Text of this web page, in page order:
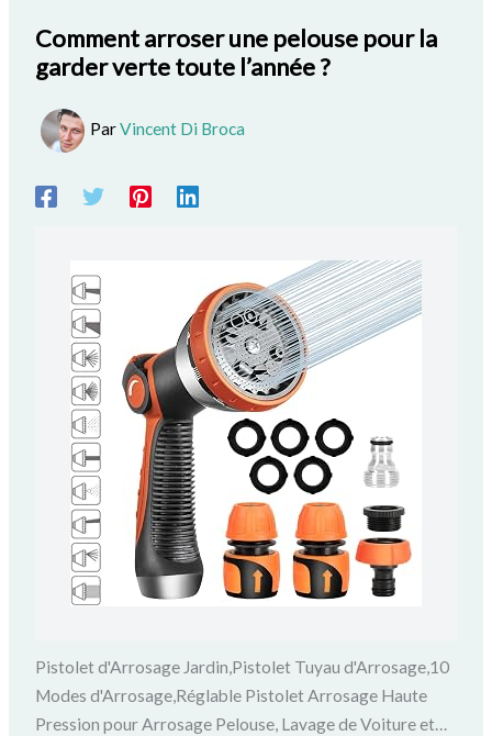
Comment arroser une pelouse pour la
garder verte toute l’année ?
ParVincent Di Broca
Pistolet d'Arrosage Jardin,Pistolet Tuyau d'Arrosage,10
Modes d'Arrosage,Réglable Pistolet Arrosage Haute
Pression pour Arrosage Pelouse, Lavage de Voiture et